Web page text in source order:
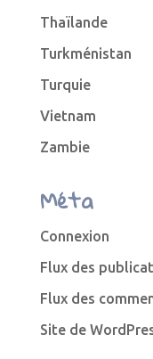
Thaïlande
Turkménistan
Turquie
Vietnam
Zambie
Méta
Connexion
Flux des
Flux des
Site de